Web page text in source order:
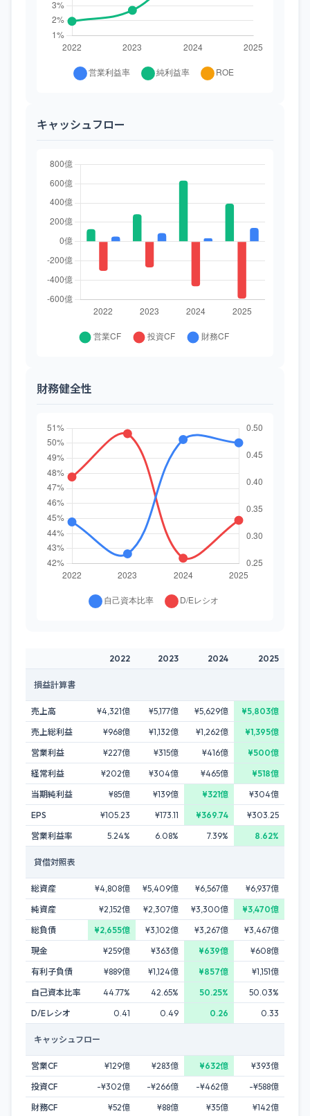
キャッシュフロー
財務健全性
2022 2023 2024 2025
損益計算書
売上高 ¥4,321億 ¥5,177億 ¥5,629億
¥5,803億
売上総利益
¥968億 ¥1,132億 ¥1,262億
¥1,395億
営業利益
¥227億 ¥315億 ¥416億
¥500億
経常利益
¥202億 ¥304億 ¥465億
¥518億
当期純利益
¥85億 ¥139億 ¥321億
¥304億
EPS
¥105.23 ¥173.11 ¥369.74
¥303.25
営業利益率
5.24% 6.08% 7.39% 8.62%
貸借対照表
総資産 ¥4,808億 ¥5,409億 ¥6,567億
¥6,937億
純資産
¥2,152億 ¥2,307億 ¥3,300億
¥3,470億
総負債
¥2,655億 ¥3,102億 ¥3,267億
¥3,467億
現金
¥259億 ¥363億 ¥639億
¥608億
有利子負債
¥889億 ¥1,124億 ¥857億
¥1,151億
自己資本比率
44.77% 42.65% 50.25%
50.03%
D/Eレシオ
0.41 0.49 0.26 0.33
キャッシュフロー
営業CF ¥129億 ¥283億 ¥632億
¥393億
投資CF
-¥302億 -¥266億 -¥462億
-¥588億
財務CF
¥52億 ¥88億 ¥35億
¥142億